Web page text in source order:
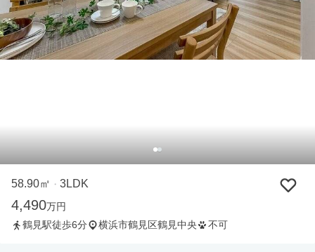
58.90㎡ ・ 3LDK
4,490万円
鶴見駅徒歩6分
横浜市鶴見区鶴見中央 不可